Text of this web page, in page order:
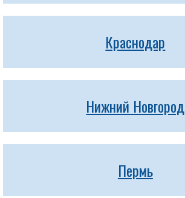
Краснодар
Нижний Новгород
Пермь